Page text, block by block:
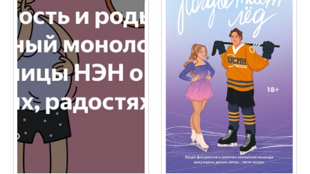
19
20
21
22
23
25
26